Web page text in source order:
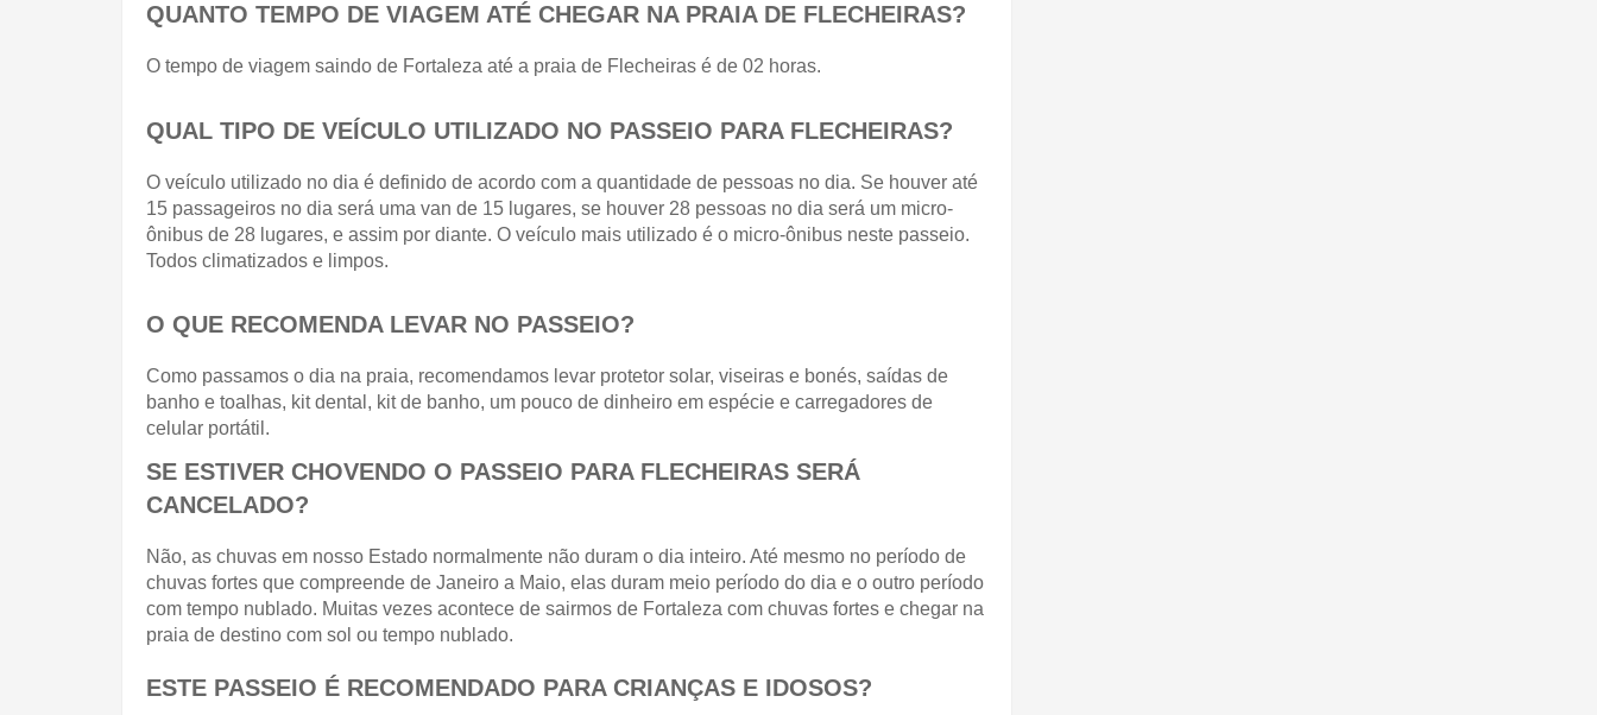
QUANTO TEMPO DE VIAGEM ATÉ CHEGAR NA PRAIA DE FLECHEIRAS?
O tempo de viagem saindo de Fortaleza até a praia de Flecheiras é de 02 horas.
QUAL TIPO DE VEÍCULO UTILIZADO NO PASSEIO PARA FLECHEIRAS?
O veículo utilizado no dia é definido de acordo com a quantidade de pessoas no dia. Se houver até
15 passageiros no dia será uma van de 15 lugares, se houver 28 pessoas no dia será um micro-
ônibus de 28 lugares, e assim por diante. O veículo mais utilizado é o micro-ônibus neste passeio.
Todos climatizados e limpos.
O QUE RECOMENDA LEVAR NO PASSEIO?
Como passamos o dia na praia, recomendamos levar protetor solar, viseiras e bonés, saídas de
banho e toalhas, kit dental, kit de banho, um pouco de dinheiro em espécie e carregadores de
celular portátil.
SE ESTIVER CHOVENDO O PASSEIO PARA FLECHEIRAS SERÁ
CANCELADO?
Não, as chuvas em nosso Estado normalmente não duram o dia inteiro. Até mesmo no período de
chuvas fortes que compreende de Janeiro a Maio, elas duram meio período do dia e o outro período
com tempo nublado. Muitas vezes acontece de sairmos de Fortaleza com chuvas fortes e chegar na
praia de destino com sol ou tempo nublado.
ESTE PASSEIO É RECOMENDADO PARA CRIANÇAS E IDOSOS?